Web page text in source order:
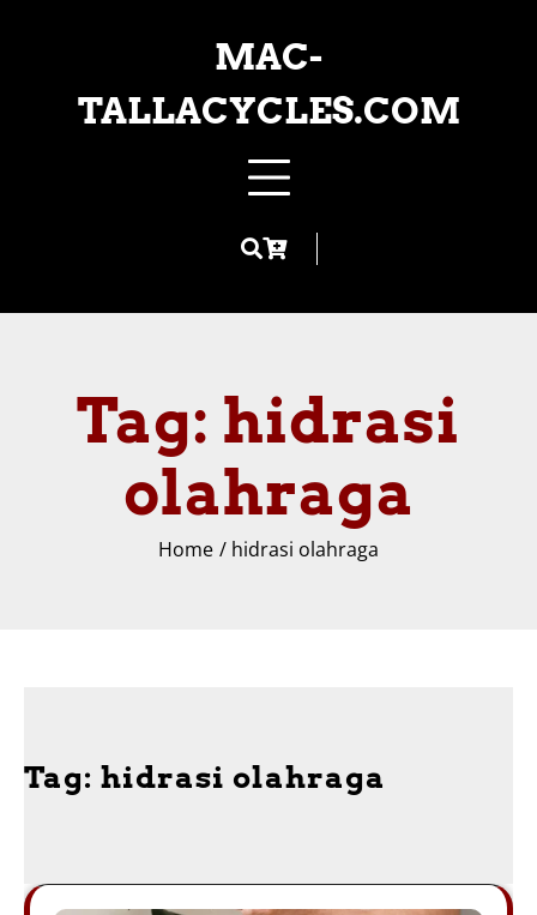
MAC-
TALLACYCLES.COM
Tag: hidrasi
olahraga
Home hidrasi olahraga
Tag: hidrasi olahraga